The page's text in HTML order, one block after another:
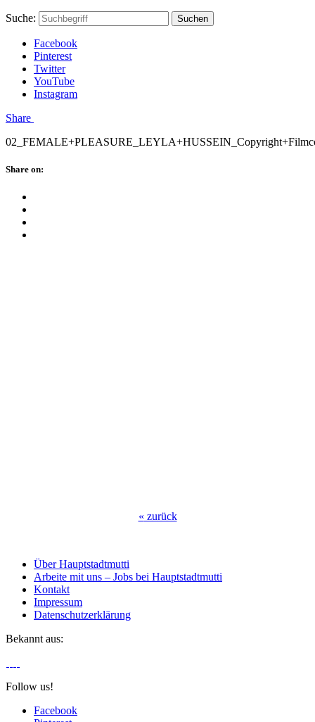
Skip
content
Hauptstadtmutti
Schließen
Search
Schließen
Suche: Suchen
Facebook
Pinterest
Twitter
YouTube
Instagram
Menü
Share
Schließen
Share on:
« zurück
Über Hauptstadtmutti
Arbeite mit uns – Jobs bei Hauptstadtmutti
Kontakt
Impressum
Datenschutzerklärung
Bekannt aus:
Follow us!
Facebook